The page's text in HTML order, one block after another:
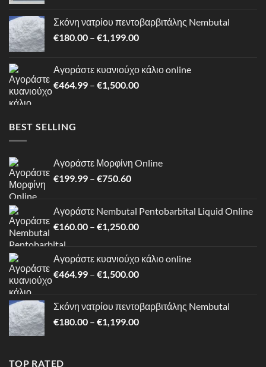
through
€620.80
Σκόνη νατρίου πεντοβαρβιτάλης Nembutal
€180.00 – €1,199.00Price
through
€1,199.00
Αγοράστε κυανιούχο κάλιο online
€464.99 – €1,500.00Price
BEST SELLING
Αγοράστε Μορφίνη Online
€199.99 – €750.60Price
through
€750.60
Αγοράστε Nembutal Pentobarbital Liquid Online
€160.00 – €1,250.00Price
through
€1,250.00
Αγοράστε κυανιούχο κάλιο online
€464.99 – €1,500.00Price
through
€1,500.00
Σκόνη νατρίου πεντοβαρβιτάλης Nembutal
€180.00 – €1,199.00Price
TOP RATED